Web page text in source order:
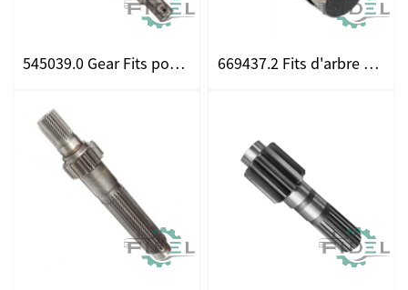
545039.0 Gear Fits pour CLAAS 669437.2 Fits d'arbre de pignon de roue